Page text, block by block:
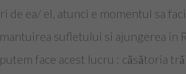
de ea/ el, atunci e momentul sa
sufletului si ajungerea in
face acest lucru : căsătoria